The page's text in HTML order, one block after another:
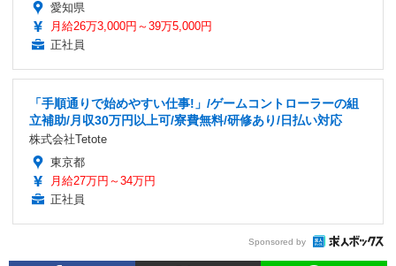
愛知県
月給26万3,000円～39万5,000円
正社員
「手順通りで始めやすい仕事!」/ゲームコントローラーの組
立補助/月収30万円以上可/寮費無料/研修あり/日払い対応
株式会社Tetote
東京都
月給27万円～34万円
正社員
Sponsored by